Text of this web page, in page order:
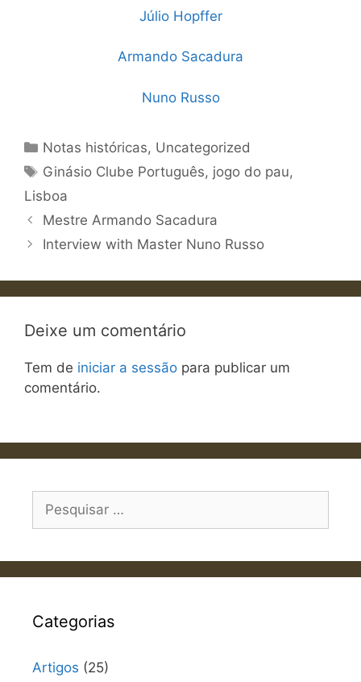
Júlio Hopffer
Armando Sacadura
Nuno Russo
Categorias
Notas históricas, Uncategorized
Etiquetas
Ginásio Clube Português, jogo do pau,
Lisboa
Mestre Armando Sacadura
Interview with Master Nuno Russo
Deixe um comentário
Tem de iniciar a sessão para publicar um
comentário.
Pesquisar
Categorias
Artigos (25)